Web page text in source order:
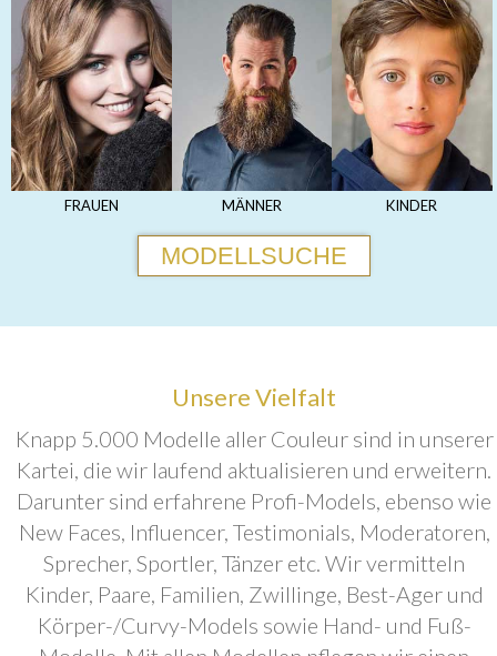
FRAUEN MÄNNER KINDER
MODELLSUCHE
Unsere Vielfalt
Knapp 5.000 Modelle aller Couleur sind in unserer
Kartei, die wir laufend aktualisieren und erweitern.
Darunter sind erfahrene Profi-Models, ebenso wie
New Faces, Influencer, Testimonials, Moderatoren,
Sprecher, Sportler, Tänzer etc. Wir vermitteln
Kinder, Paare, Familien, Zwillinge, Best-Ager und
Körper-/Curvy-Models sowie Hand- und Fuß-